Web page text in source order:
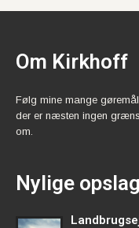
Om Kirkhoff
Følg mine mange
der er næsten ingen
om.
Nylige opslag